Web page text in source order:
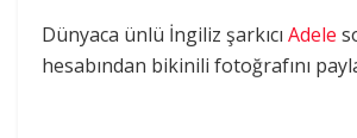
Dünyaca ünlü İngiliz şarkıcı Adele
hesabından bikinili fotoğrafını